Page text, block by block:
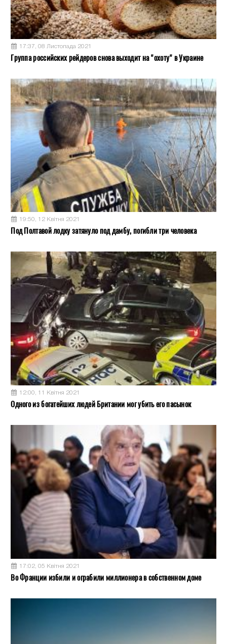
17:37, 08 Листопада 2021
Группа российских рейдеров снова выходит на "охоту" в Украине
19:50, 12 Квітня 2021
Под Полтавой лодку затянуло под дамбу, погибли три человека
12:00, 11 Квітня 2021
Одного из богатейших людей Британии мог убить его пасынок
17:02, 05 Квітня 2021
Во Франции избили и ограбили миллионера в собственном доме